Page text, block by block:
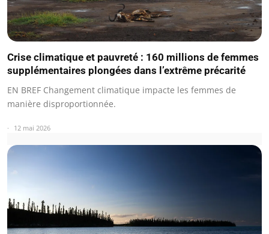
Crise climatique et pauvreté : 160 millions de femmes
supplémentaires plongées dans l’extrême précarité
EN BREF Changement climatique impacte les femmes de
manière disproportionnée.
12 mai 2026